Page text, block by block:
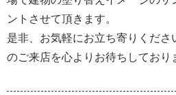
ントさせて頂きます。
是非、お気軽にお立ち寄りくださ
のご来店を心よりお待ちしており